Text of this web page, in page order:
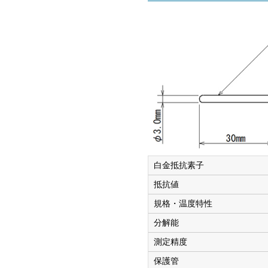
白金抵抗素子
抵抗値
規格・温度特性
分解能
測定精度
保護管